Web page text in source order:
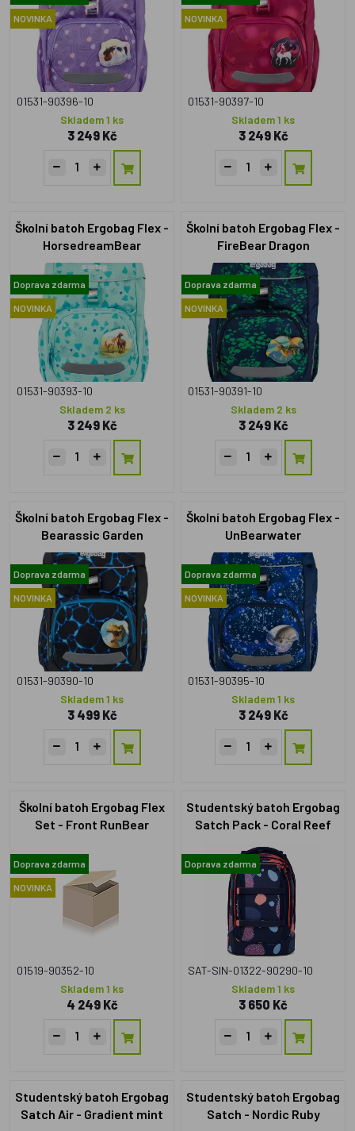
NOVINKA
01531-90396-10
Skladem 1 ks
3 249 Kč
NOVINKA
01531-90397-10
Skladem 1 ks
3 249 Kč
Školní batoh Ergobag Flex -
HorsedreamBear
Doprava zdarma
NOVINKA
01531-90393-10
Skladem 2 ks
3 249 Kč
Školní batoh Ergobag Flex -
FireBear Dragon
Doprava zdarma
NOVINKA
01531-90391-10
Skladem 2 ks
3 249 Kč
Školní batoh Ergobag Flex -
Bearassic Garden
Doprava zdarma
NOVINKA
01531-90390-10
Skladem 1 ks
3 499 Kč
Školní batoh Ergobag Flex -
UnBearwater
Doprava zdarma
NOVINKA
01531-90395-10
Skladem 1 ks
3 249 Kč
Školní batoh Ergobag Flex
Set - Front RunBear
Doprava zdarma
NOVINKA
01519-90352-10
Skladem 1 ks
4 249 Kč
Studentský batoh Ergobag
Satch Pack - Coral Reef
Doprava zdarma
SAT-SIN-01322-90290-10
Skladem 1 ks
3 650 Kč
Studentský batoh Ergobag
Satch Air - Gradient mint
Studentský batoh Ergobag
Satch - Nordic Ruby